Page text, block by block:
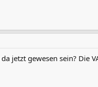
jetzt gewesen sein? Die